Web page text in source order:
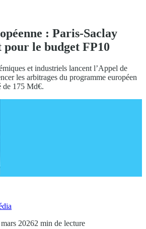
: Paris-Saclay
le budget FP10
et industriels lancent l’Appel de
les arbitrages du programme européen
de 175 Md€.
20262 min de lecture